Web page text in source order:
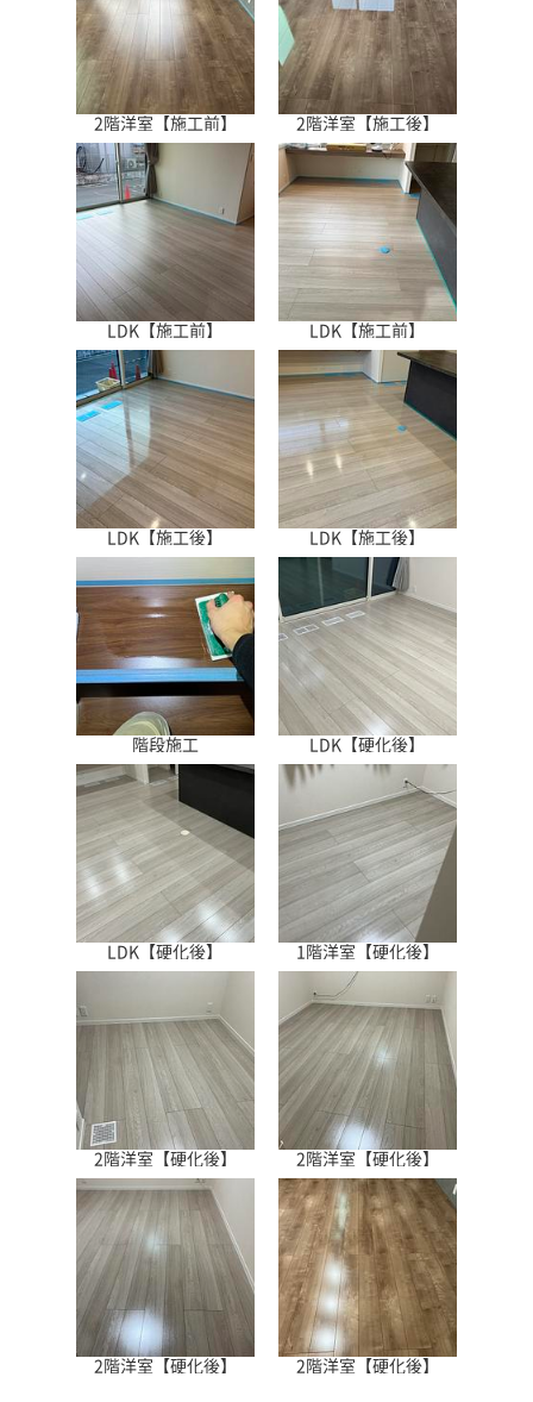
2階洋室【施工前】 2階洋室【施工後】
LDK【施工前】 LDK【施工前】
LDK【施工後】 LDK【施工後】
階段施工 LDK【硬化後】
LDK【硬化後】 1階洋室【硬化後】
2階洋室【硬化後】 2階洋室【硬化後】
2階洋室【硬化後】 2階洋室【硬化後】